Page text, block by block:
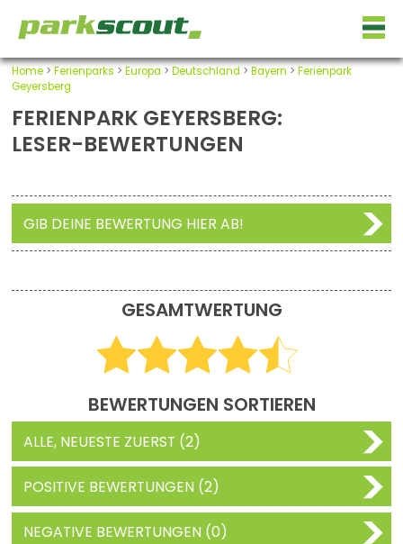
Home> Ferienparks > Europa > Deutschland > Bayern > Ferienpark
Geyersberg
FERIENPARK GEYERSBERG:
LESER-BEWERTUNGEN
GIB DEINE BEWERTUNG HIER AB!
GESAMTWERTUNG
BEWERTUNGEN SORTIEREN
ALLE, NEUESTE ZUERST (2)
POSITIVE BEWERTUNGEN (2)
NEGATIVE BEWERTUNGEN (0)